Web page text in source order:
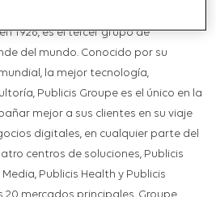
1926, es el tercer grupo de
del mundo. Conocido por su
la mejor tecnología,
Publicis Groupe es el único en la
mejor a sus clientes en su viaje
digitales, en cualquier parte del
centros de soluciones, Publicis
Publicis Health y Publicis